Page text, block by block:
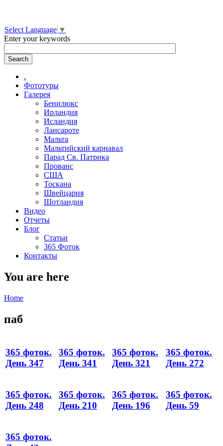
Select Language ▼
Enter your keywords
.
Фототуры
Галерея
Бенилюкс
Ирландия
Исландия
Лансароте
Мальта
Мальтийский карнавал
Парад Св. Патрика
Прованс
США
Тоскана
Швейцария
Шотландия
Видео
Отчеты
Блог
Статьи
365 Фоток
Контакты
You are here
Home
паб
365 фоток.
День 347
365 фоток.
День 341
365 фоток.
День 321
365 фоток.
День 272
365 фоток.
День 248
365 фоток.
День 210
365 фоток.
День 196
365 фоток.
День 59
365 фоток.